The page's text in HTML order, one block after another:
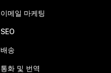
이메일 마케팅
SEO
배송
통화 및 번역